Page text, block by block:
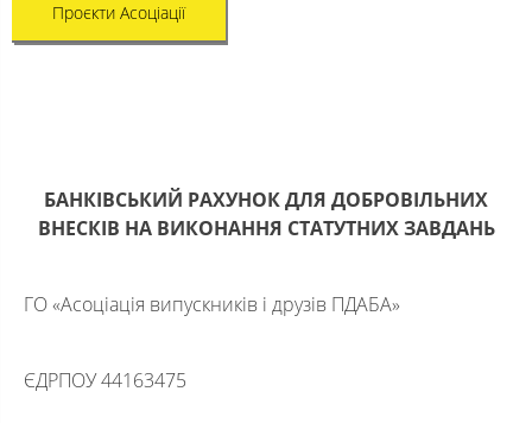
Проєкти Асоціації
БАНКІВСЬКИЙ РАХУНОК ДЛЯ ДОБРОВІЛЬНИХ
ВНЕСКІВ НА ВИКОНАННЯ СТАТУТНИХ ЗАВДАНЬ
ГО «Асоціація випускників і друзів ПДАБА»
ЄДРПОУ 44163475